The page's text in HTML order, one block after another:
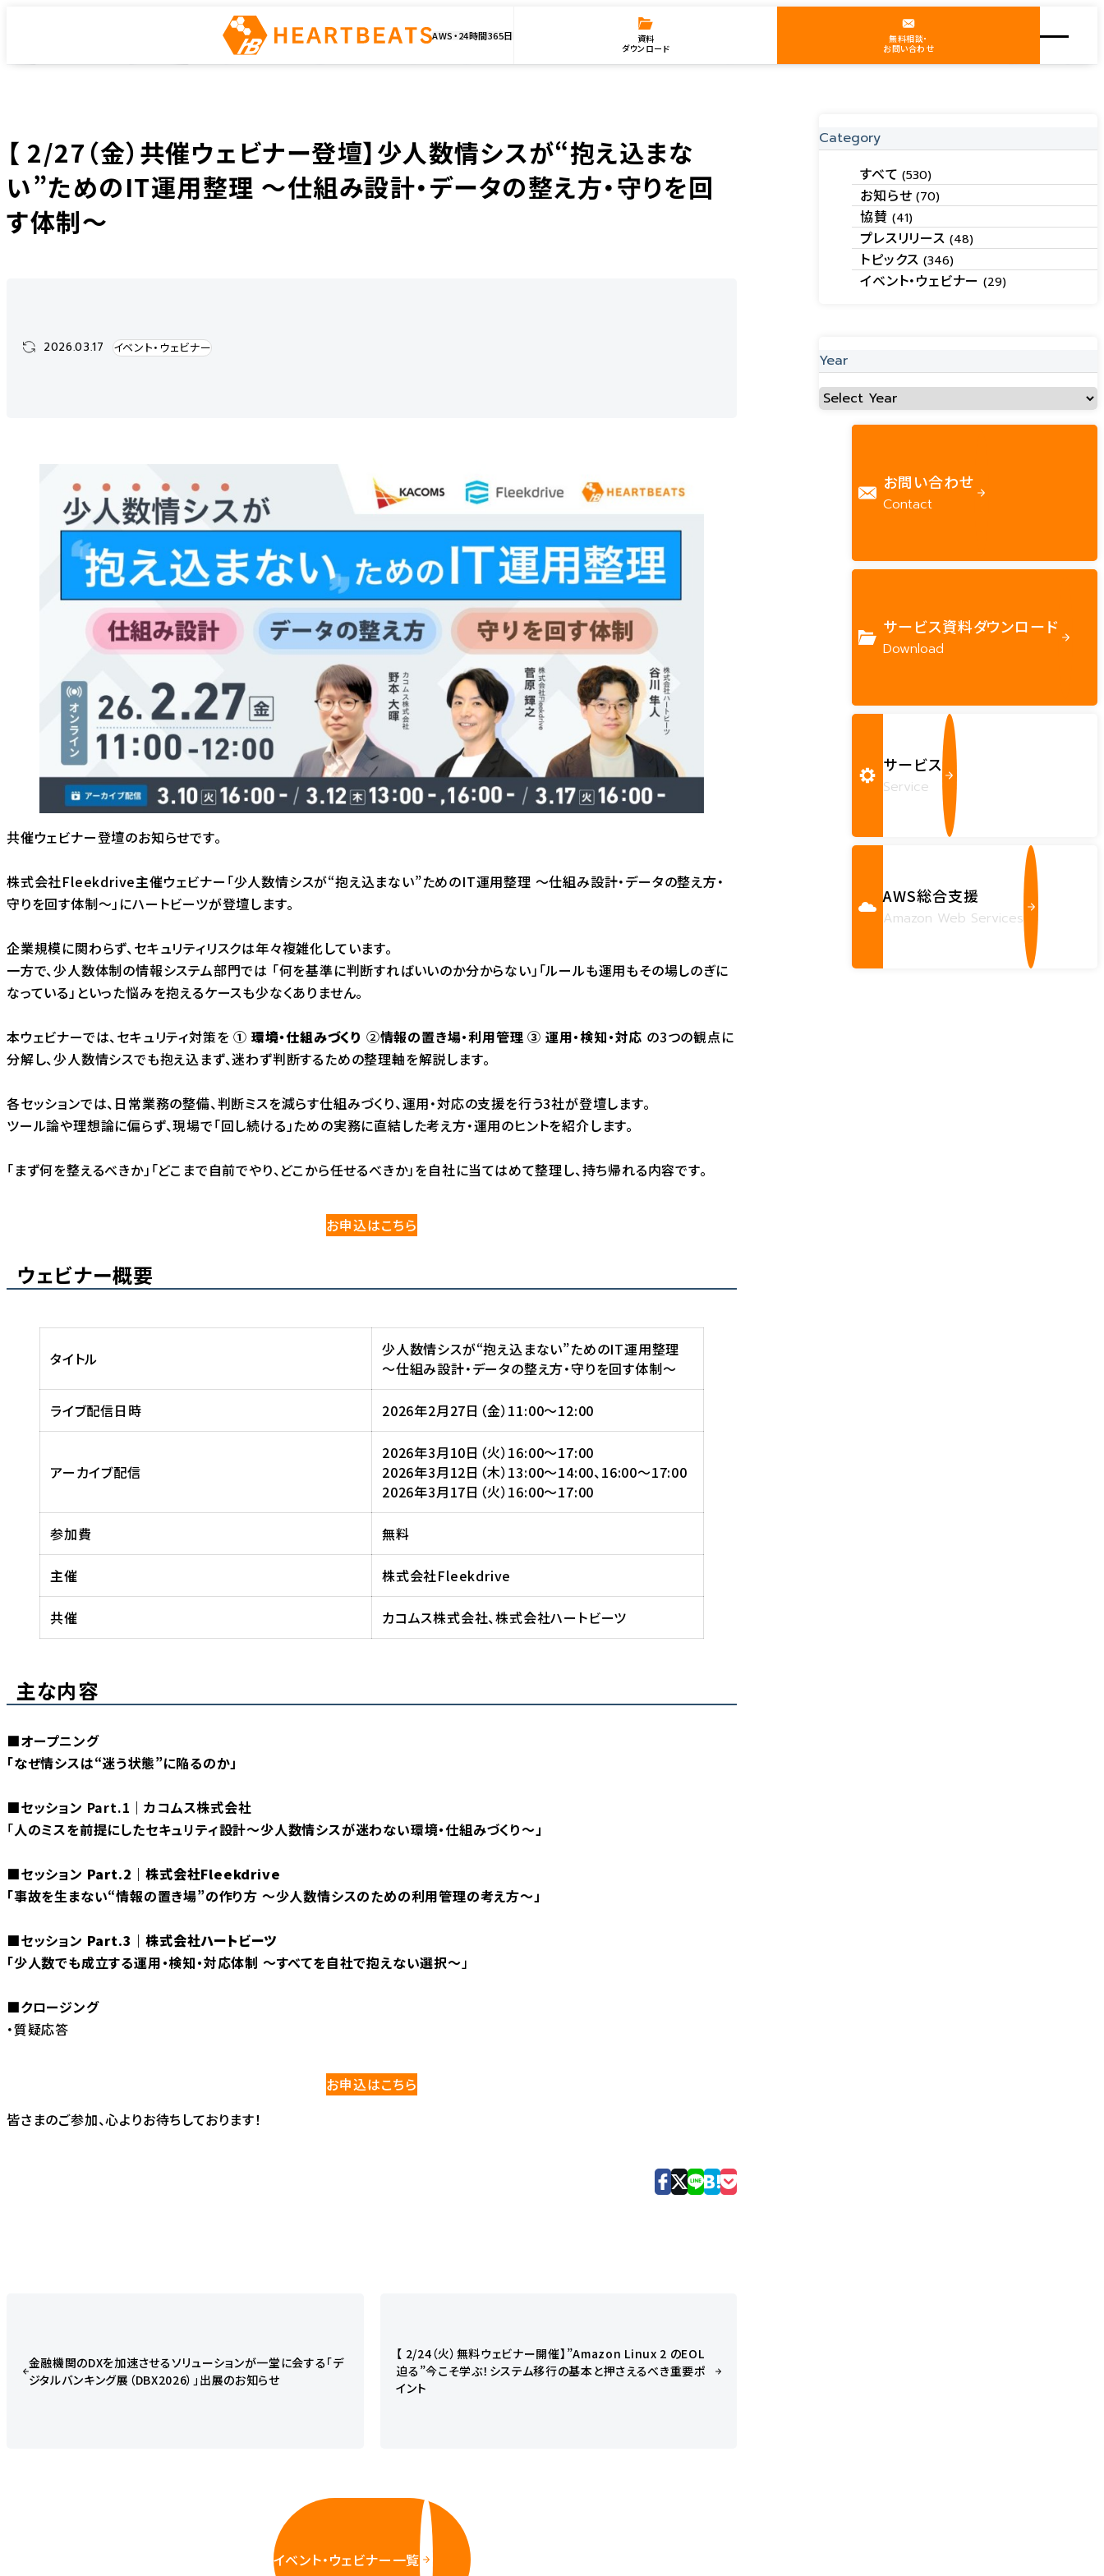
AWS・24時間365日
資料
ダウンロード
無料相談・
お問い合わせ
【 2/27（金）共催ウェビナー登壇】少人数情シスが“抱え込まな
い”ためのIT運用整理 〜仕組み設計・データの整え方・守りを回
す体制〜
2026.03.17 イベント・ウェビナー
共催ウェビナー登壇のお知らせです。
株式会社Fleekdrive主催ウェビナー「少人数情シスが“抱え込まない”ためのIT運用整理 〜仕組み設計・データの整え方・
守りを回す体制〜」にハートビーツが登壇します。
企業規模に関わらず、セキュリティリスクは年々複雑化しています。
一方で、少人数体制の情報システム部門では 「何を基準に判断すればいいのか分からない」「ルールも運用もその場しのぎに
なっている」といった悩みを抱えるケースも少なくありません。
本ウェビナーでは、セキュリティ対策を ① 環境・仕組みづくり ②情報の置き場・利用管理 ③ 運用・検知・対応 の3つの観点に
分解し、少人数情シスでも抱え込まず、迷わず判断するための整理軸を解説します。
各セッションでは、日常業務の整備、判断ミスを減らす仕組みづくり、運用・対応の支援を行う3社が登壇します。
ツール論や理想論に偏らず、現場で「回し続ける」ための実務に直結した考え方・運用のヒントを紹介します。
「まず何を整えるべきか」「どこまで自前でやり、どこから任せるべきか」を自社に当てはめて整理し、持ち帰れる内容です。
お申込はこちら
ウェビナー概要
タイトル
少人数情シスが“抱え込まない”ためのIT運用整理
〜仕組み設計・データの整え方・守りを回す体制〜
ライブ配信日時 2026年2月27日（金）11:00～12:00
アーカイブ配信
2026年3月10日（火）16:00～17:00
2026年3月12日（木）13:00〜14:00、16:00〜17:00
2026年3月17日（火）16:00〜17:00
参加費 無料
主催 株式会社Fleekdrive
共催 カコムス株式会社、株式会社ハートビーツ
主な内容
■オープニング
「なぜ情シスは“迷う状態”に陥るのか」
■セッション Part.1 ｜カコムス株式会社
「人のミスを前提にしたセキュリティ設計～少人数情シスが迷わない環境・仕組みづくり～」
■セッション Part.2 ｜株式会社Fleekdrive
「事故を生まない“情報の置き場”の作り方 〜少人数情シスのための利用管理の考え方〜」
■セッション Part.3 ｜株式会社ハートビーツ
「少人数でも成立する運用・検知・対応体制 〜すべてを自社で抱えない選択〜」
■クロージング
・質疑応答
お申込はこちら
皆さまのご参加、心よりお待ちしております！
金融機関のDXを加速させるソリューションが一堂に会する「デ
ジタルバンキング展（DBX2026）」出展のお知らせ
【 2/24（火）無料ウェビナー開催】”Amazon Linux 2 のEOL
迫る”今こそ学ぶ！システム移行の基本と押さえるべき重要ポ
イント
イベント・ウェビナー一覧
Category
すべて(530)
お知らせ(70)
協賛 (41)
プレスリリース (48)
トピックス(346)
イベント・ウェビナー(29)
Year
お問い合わせ
Contact
サービス資料ダウンロード
Download
サービス
Service
AWS総合支援
Amazon Web Services